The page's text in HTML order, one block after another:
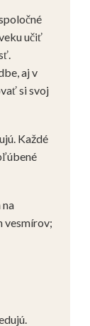
učiť
aj v
si svoj
Každé
vesmírov;